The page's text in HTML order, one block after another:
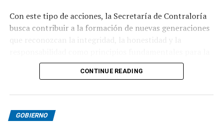
Con este tipo de acciones, la Secretaría de Contraloría
busca contribuir a la formación de nuevas generaciones
que reconozcan la integridad, la honestidad y la
convivencia y el desarrollo de Hidalgo.
CONTINUE READING
GOBIERNO